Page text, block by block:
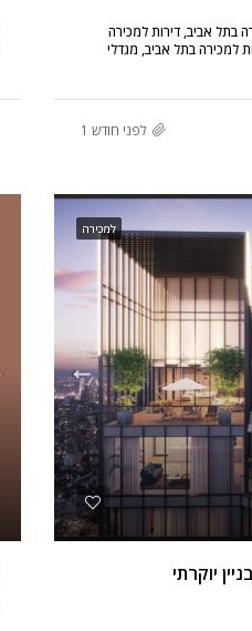
בתל אביב, דירות למכירה
למכירה בתל אביב, מגדלי
לפני חודש 1
למכירה
יוקרתי